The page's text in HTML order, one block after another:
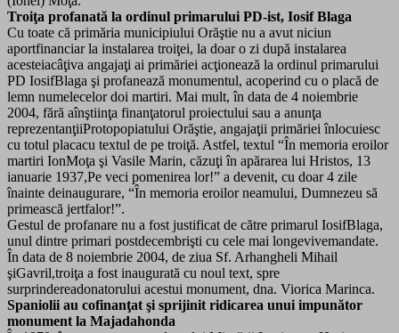
Troiţa profanată la ordinul primarului PD-ist, Iosif Blaga
Cu toate că primăria municipiului Orăştie nu a avut niciun
aportfinanciar la instalarea troiţei, la doar o zi după instalarea
acesteiacâţiva angajaţi ai primăriei acţionează la ordinul primarului
PD IosifBlaga şi profanează monumentul, acoperind cu o placă de
lemn numelecelor doi martiri. Mai mult, în data de 4 noiembrie
2004, fără aînştiinţa finanţatorul proiectului sau a anunţa
reprezentanţiiProtopopiatului Orăştie, angajaţii primăriei înlocuiesc
cu totul placacu textul de pe troiţă. Astfel, textul “În memoria eroilor
martiri IonMoţa şi Vasile Marin, căzuţi în apărarea lui Hristos, 13
ianuarie 1937,Pe veci pomenirea lor!” a devenit, cu doar 4 zile
înainte deinaugurare, “În memoria eroilor neamului, Dumnezeu să
primească jertfalor!”.
Gestul de profanare nu a fost justificat de către primarul IosifBlaga,
unul dintre primari postdecembrişti cu cele mai longevivemandate.
În data de 8 noiembrie 2004, de ziua Sf. Arhangheli Mihail
şiGavril,troiţa a fost inaugurată cu noul text, spre
surprindereadonatorului acestui monument, dna. Viorica Marinca.
Spaniolii au cofinanţat şi sprijinit ridicarea unui impunător
monument la Majadahonda